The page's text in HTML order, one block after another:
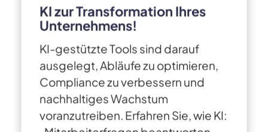
KI zur Transformation Ihres
Unternehmens!
KI-gestützte Tools sind darauf
ausgelegt, Abläufe zu optimieren,
Compliance zu verbessern und
nachhaltiges Wachstum
voranzutreiben. Erfahren Sie, wie KI: